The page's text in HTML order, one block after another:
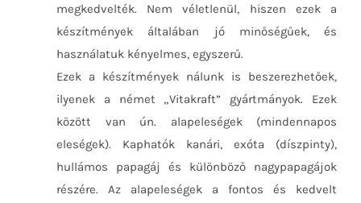
megkedvelték. Nem véletlenül, hiszen ezek a
készítmények általában jó minőségűek, és
használatuk kényelmes, egyszerű.
Ezek a készítmények nálunk is beszerezhetőek,
ilyenek a német „Vitakraft” gyártmányok. Ezek
között van ún. alapeleségek (mindennapos
eleségek). Kaphatók kanári, exóta (díszpinty),
hullámos papagáj és különböző nagypapagájok
részére. Az alapeleségek a fontos és kedvelt